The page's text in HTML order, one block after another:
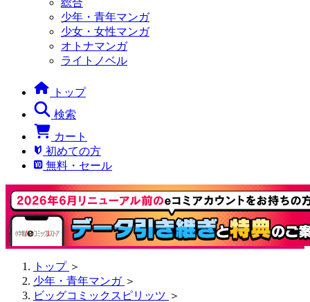
総合
少年・青年マンガ
少女・女性マンガ
オトナマンガ
ライトノベル
トップ
検索
カート
初めての方
無料・セール
トップ ＞
少年・青年マンガ ＞
ビッグコミックスピリッツ ＞